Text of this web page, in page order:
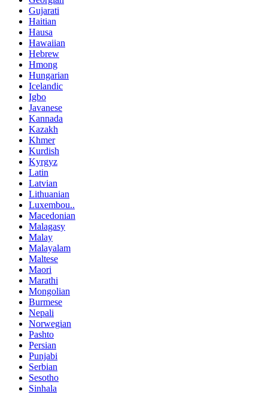
Gujarati
Haitian
Hausa
Hawaiian
Hebrew
Hmong
Hungarian
Icelandic
Igbo
Javanese
Kannada
Kazakh
Khmer
Kurdish
Kyrgyz
Latin
Latvian
Lithuanian
Luxembou..
Macedonian
Malagasy
Malay
Malayalam
Maltese
Maori
Marathi
Mongolian
Burmese
Nepali
Norwegian
Pashto
Persian
Punjabi
Serbian
Sesotho
Sinhala